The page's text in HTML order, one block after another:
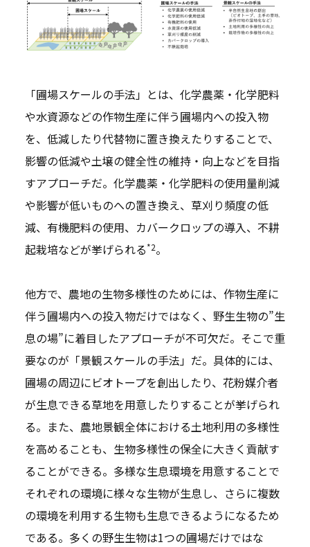
「圃場スケールの手法」とは、化学農薬・化学肥料
や水資源などの作物生産に伴う圃場内への投入物
を、低減したり代替物に置き換えたりすることで、
影響の低減や土壌の健全性の維持・向上などを目指
すアプローチだ。化学農薬・化学肥料の使用量削減
や影響が低いものへの置き換え、草刈り頻度の低
減、有機肥料の使用、カバークロップの導入、不耕
起栽培などが挙げられる*2。
他方で、農地の生物多様性のためには、作物生産に
伴う圃場内への投入物だけではなく、野生生物の”生
息の場”に着目したアプローチが不可欠だ。そこで重
要なのが「景観スケールの手法」だ。具体的には、
圃場の周辺にビオトープを創出したり、花粉媒介者
が生息できる草地を用意したりすることが挙げられ
る。また、農地景観全体における土地利用の多様性
を高めることも、生物多様性の保全に大きく貢献す
ることができる。多様な生息環境を用意することで
それぞれの環境に様々な生物が生息し、さらに複数
の環境を利用する生物も生息できるようになるため
である。多くの野生生物は1つの圃場だけではな